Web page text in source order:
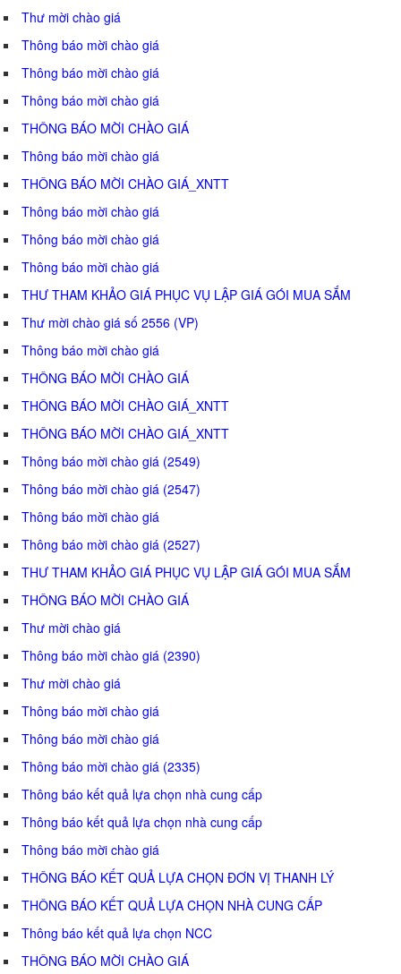
Thư mời chào giá
Thông báo mời chào giá
Thông báo mời chào giá
Thông báo mời chào giá
THÔNG BÁO MỜI CHÀO GIÁ
Thông báo mời chào giá
THÔNG BÁO MỜI CHÀO GIÁ_XNTT
Thông báo mời chào giá
Thông báo mời chào giá
Thông báo mời chào giá
THƯ THAM KHẢO GIÁ PHỤC VỤ LẬP GIÁ GÓI MUA SẮM
Thư mời chào giá số 2556 (VP)
Thông báo mời chào giá
THÔNG BÁO MỜI CHÀO GIÁ
THÔNG BÁO MỜI CHÀO GIÁ_XNTT
THÔNG BÁO MỜI CHÀO GIÁ_XNTT
Thông báo mời chào giá (2549)
Thông báo mời chào giá (2547)
Thông báo mời chào giá
Thông báo mời chào giá (2527)
THƯ THAM KHẢO GIÁ PHỤC VỤ LẬP GIÁ GÓI MUA SẮM
THÔNG BÁO MỜI CHÀO GIÁ
Thư mời chào giá
Thông báo mời chào giá (2390)
Thư mời chào giá
Thông báo mời chào giá
Thông báo mời chào giá
Thông báo mời chào giá (2335)
Thông báo kết quả lựa chọn nhà cung cấp
Thông báo kết quả lựa chọn nhà cung cấp
Thông báo mời chào giá
THÔNG BÁO KẾT QUẢ LỰA CHỌN ĐƠN VỊ THANH LÝ
THÔNG BÁO KẾT QUẢ LỰA CHỌN NHÀ CUNG CẤP
Thông báo kết quả lựa chọn NCC
THÔNG BÁO MỜI CHÀO GIÁ